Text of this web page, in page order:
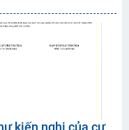
kiến nghị của cư